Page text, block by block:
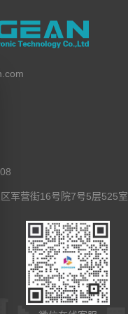
军营街16号院7号5层525室